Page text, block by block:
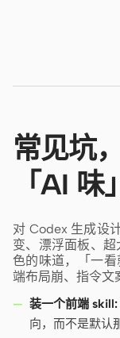
常见坑
「AI 味」
对 Codex 生成设
变、漂浮面板、
色的味道，「一
端布局崩、指令文
装一个前端 skill:
向，而不是默认